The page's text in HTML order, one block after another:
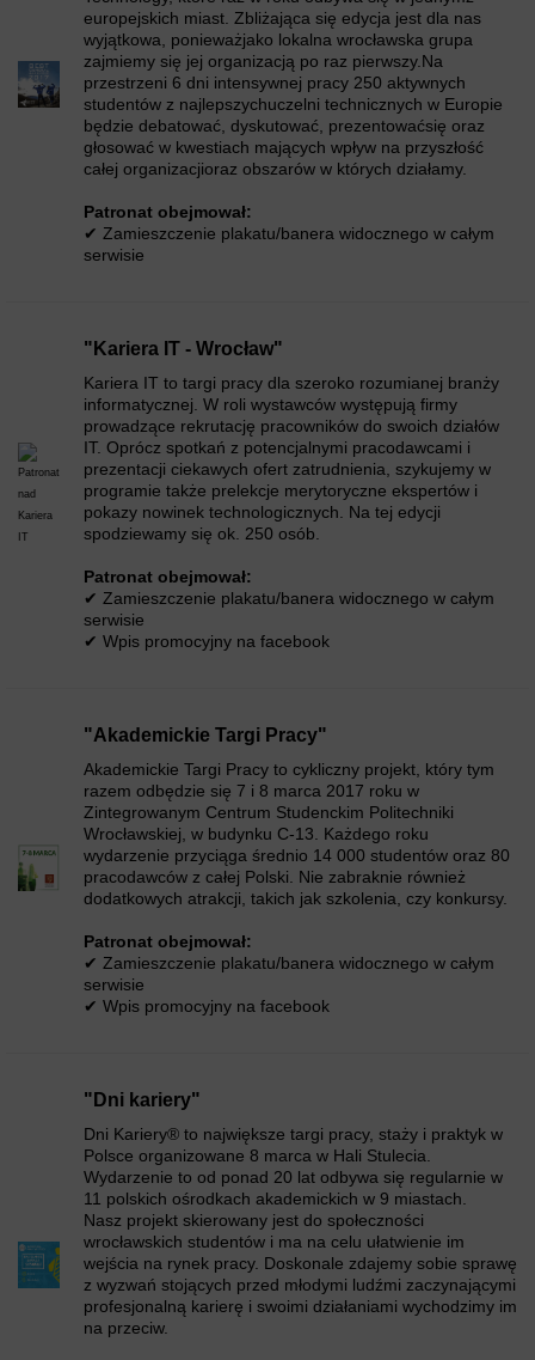
europejskich miast. Zbliżająca się edycja jest dla nas
wyjątkowa, ponieważjako lokalna wrocławska grupa
zajmiemy się jej organizacją po raz pierwszy.Na
przestrzeni 6 dni intensywnej pracy 250 aktywnych
studentów z najlepszychuczelni technicznych w Europie
będzie debatować, dyskutować, prezentowaćsię oraz
głosować w kwestiach mających wpływ na przyszłość
całej organizacjioraz obszarów w których działamy.
Patronat obejmował:
✔ Zamieszczenie plakatu/banera widocznego w całym
serwisie
"Kariera IT - Wrocław"
Kariera IT to targi pracy dla szeroko rozumianej branży
informatycznej. W roli wystawców występują firmy
prowadzące rekrutację pracowników do swoich działów
IT. Oprócz spotkań z potencjalnymi pracodawcami i
prezentacji ciekawych ofert zatrudnienia, szykujemy w
programie także prelekcje merytoryczne ekspertów i
pokazy nowinek technologicznych. Na tej edycji
spodziewamy się ok. 250 osób.
Patronat obejmował:
✔ Zamieszczenie plakatu/banera widocznego w całym
serwisie
✔ Wpis promocyjny na facebook
"Akademickie Targi Pracy"
Akademickie Targi Pracy to cykliczny projekt, który tym
razem odbędzie się 7 i 8 marca 2017 roku w
Zintegrowanym Centrum Studenckim Politechniki
Wrocławskiej, w budynku C-13. Każdego roku
wydarzenie przyciąga średnio 14 000 studentów oraz 80
pracodawców z całej Polski. Nie zabraknie również
dodatkowych atrakcji, takich jak szkolenia, czy konkursy.
Patronat obejmował:
✔ Zamieszczenie plakatu/banera widocznego w całym
serwisie
✔ Wpis promocyjny na facebook
"Dni kariery"
Dni Kariery® to największe targi pracy, staży i praktyk w
Polsce organizowane 8 marca w Hali Stulecia.
Wydarzenie to od ponad 20 lat odbywa się regularnie w
11 polskich ośrodkach akademickich w 9 miastach.
Nasz projekt skierowany jest do społeczności
wrocławskich studentów i ma na celu ułatwienie im
wejścia na rynek pracy. Doskonale zdajemy sobie sprawę
z wyzwań stojących przed młodymi ludźmi zaczynającymi
profesjonalną karierę i swoimi działaniami wychodzimy im
na przeciw.
Jakie masz prawa w stosunku do Twoich danych?
Masz prawo do żądania dostępu do zgromadzonych danych,
sprostowania, usunięcia lub ograniczenia ich przetwarzania i prawo do
zapomnienia. Możesz także wycofać zgodę na przetwarzanie danych
osobowych, zgłosić sprzeciw oraz skorzystać z innych praw
wymienionych szczegółowo w polityce prywatności.
Pliki cookies
Partnerów. Możesz je wyłączyć w ustawieniach przeglądarki. Dalsze
korzystanie z witryny bez zmiany ustawień oznacza wyrażenie zgody na
korzystanie z plików cookies otrzymanych od nas jak i naszych
partnerów.
tam także znajdziesz listę"Partnerów zaufanych"
Wyrażenie Zgody
Wyrażnie zgody na wskazane poniżej działania odbywa się poprzez
kliknięcie w przycisk "Zgadzam się" lub "Zagadzam się ✓" i zamknięcie
okna.
>> Ustawienia zaawansowane <<